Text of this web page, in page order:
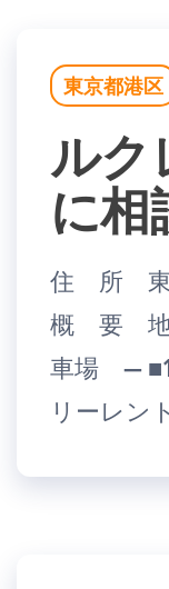
東京都港区
ルク
に相
住 所 東
概 要 地
車場 ―
リーレン